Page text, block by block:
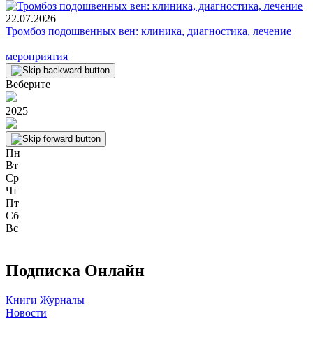
22.07.2026
Тромбоз подошвенных вен: клиника, диагностика, лечение
мероприятия
Веберите
2025
Пн
Вт
Ср
Чт
Пт
Сб
Вс
Подписка Онлайн
Книги Журналы
Новости